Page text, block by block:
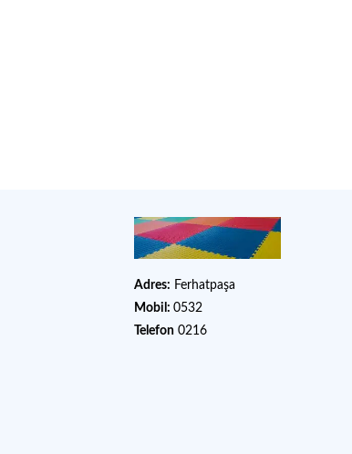
Adres: Ferhatpaşa
Mobil: 0532
Telefon 0216